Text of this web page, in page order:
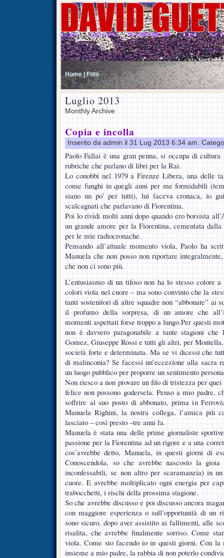
Home | Foto
Luglio 2013
Monthly Archive
Copia e incolla
Inserito da admin il 31 Lug 2013 6:34 am.
Paolo Fallai è una gran penna, si occupa di
rubriche che parlano di libri per la Rai.
Lo conobbi nel 1979 a Firenze Libera, una delle
come funghi in quegli anni per me formidabili
siano un po’ per tutti), lui faceva cronaca, io
scalcagnati che parlavano di Fiorentina.
Poi lo rividi molti anni dopo quando ero borsista
un grande amore per la Fiorentina, cementata dalla
per le mie radiocronache.
Pensando all’attuale momento viola, Paolo ha
Manuela che non posso non riportare
che non ci sono più.
L’entusiasmo di un tifoso non ha lo stesso colore
colori viola nel cuore – ma sono convinto che la
tanti sostenitori di altre squadre non “abbonate” ai
il profumo della sorpresa, di un amore che
momenti aspettati forse troppo a lungo.Per questi
non è davvero paragonabile a tante stagioni che
Gomez, Giuseppe Rossi e tutti gli altri, per
società forte e determinata. Ma se vi dicessi che
di malinconia? Se facessi un’eccezione alla sacra
un luogo pubblico per proporre un sentimento
Non riesco a non provare un filo di tristezza per
felice non possono godersela. Penso a mio padre,
soffrire al suo posto di abbonato, prima in
Manuela Righini, la nostra collega, l’amica più
lasciato – così presto –tre anni fa.
Manuela è stata una delle prime giornaliste
passione per la Fiorentina ad un rigore e a una
cos’avrebbe detto, Manuela, in questi giorni di
Conoscendola, so che avrebbe nascosto la
inconfessabili, se non altro per scaramanzia) in
cuore. E avrebbe moltiplicato ogni energia per
trabocchetti, i rischi della prossima stagione.
So che avrebbe discusso e poi discusso ancora
con maggiore esperienza o sull’opportunità di un
sono sicuro, dopo aver assistito ai fallimenti, alle
risalita, che avrebbe finalmente sorriso. Come
viola. Come sto facendo io in questi giorni. Con
insieme a mio padre, la rabbia di non poterlo